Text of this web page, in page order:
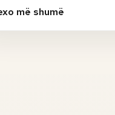
di Sassari, Itali, për semestrin
më shumë